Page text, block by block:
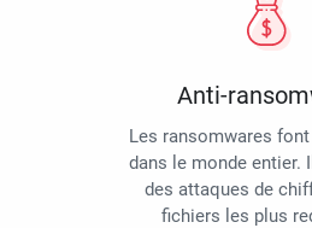
Anti-
Les ransomwares
dans le monde entier.
des attaques de
fichiers les plus